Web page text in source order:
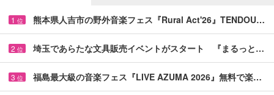
1 位 熊本県人吉市の野外音楽フェス『Rural Act'26』TENDOU…
2 位 埼玉であらたな文具販売イベントがスタート 『まるっと…
3 位 福島最大級の音楽フェス『LIVE AZUMA 2026』無料で楽…